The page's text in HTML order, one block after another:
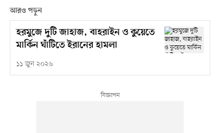
আরও পড়ুন
হরমুজে দুটি জাহাজ, বাহরাইন ও কুয়েতে
মার্কিন ঘাঁটিতে ইরানের হামলা
১১ জুন ২০২৬